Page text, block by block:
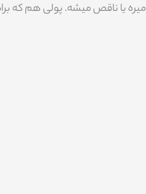
میره یا ناقص میشه. پولی هم که